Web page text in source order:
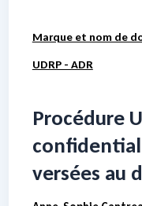
Marque et nom de
UDRP - ADR
Procédure
versées au